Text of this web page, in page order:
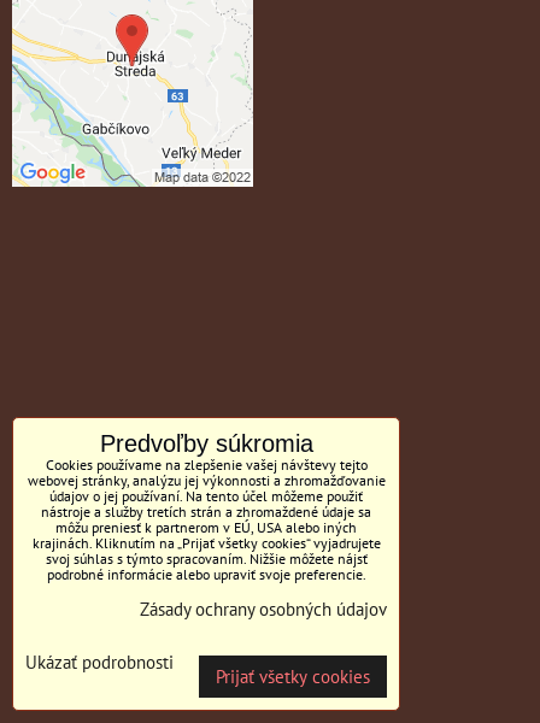
Predvoľby súkromia
Cookies používame na zlepšenie vašej návštevy tejto
webovej stránky, analýzu jej výkonnosti a zhromažďovanie
údajov o jej používaní. Na tento účel môžeme použiť
nástroje a služby tretích strán a zhromaždené údaje sa
môžu preniesť k partnerom v EÚ, USA alebo iných
krajinách. Kliknutím na „Prijať všetky cookies“ vyjadrujete
svoj súhlas s týmto spracovaním. Nižšie môžete nájsť
podrobné informácie alebo upraviť svoje preferencie.
Zásady ochrany osobných údajov
Ukázať podrobnosti
Prijať všetky cookies